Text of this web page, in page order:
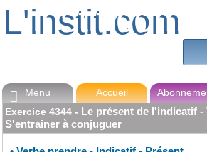
L'instit.com
L'instit.com
 Menu Accueil
Exercice 4344 - Le présent de l'indicatif -
S'entrainer à conjuguer